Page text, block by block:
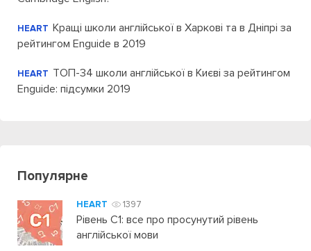
HEART Кращі школи англійської в Харкові та в Дніпрі за
рейтингом Enguide в 2019
HEART ТОП-34 школи англійської в Києві за рейтингом
Enguide: підсумки 2019
Популярне
HEART 1397
Рівень C1: все про просунутий рівень
англійської мови